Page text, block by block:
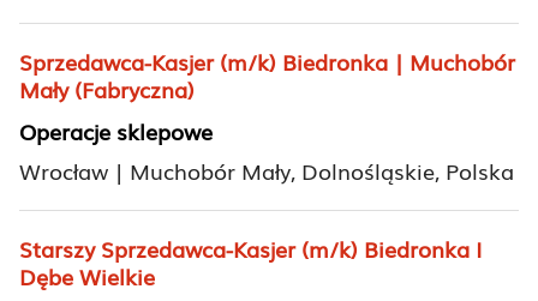
Sprzedawca-Kasjer (m/k) Biedronka | Muchobór
Mały (Fabryczna)
Operacje sklepowe
Wrocław | Muchobór Mały, Dolnośląskie, Polska
Starszy Sprzedawca-Kasjer (m/k) Biedronka I
Dębe Wielkie